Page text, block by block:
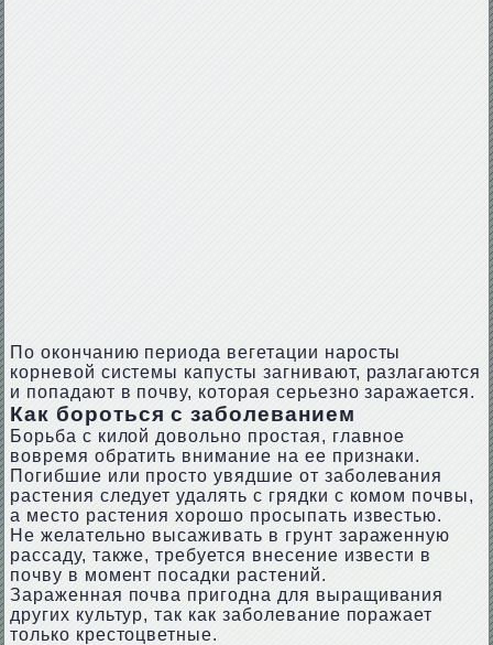
По окончанию периода вегетации наросты
корневой системы капусты загнивают, разлагаются
и попадают в почву, которая серьезно заражается.
Как бороться с заболеванием
Борьба с килой довольно простая, главное
вовремя обратить внимание на ее признаки.
Погибшие или просто увядшие от заболевания
растения следует удалять с грядки с комом почвы,
а место растения хорошо просыпать известью.
Не желательно высаживать в грунт зараженную
рассаду, также, требуется внесение извести в
почву в момент посадки растений.
Зараженная почва пригодна для выращивания
других культур, так как заболевание поражает
только крестоцветные.